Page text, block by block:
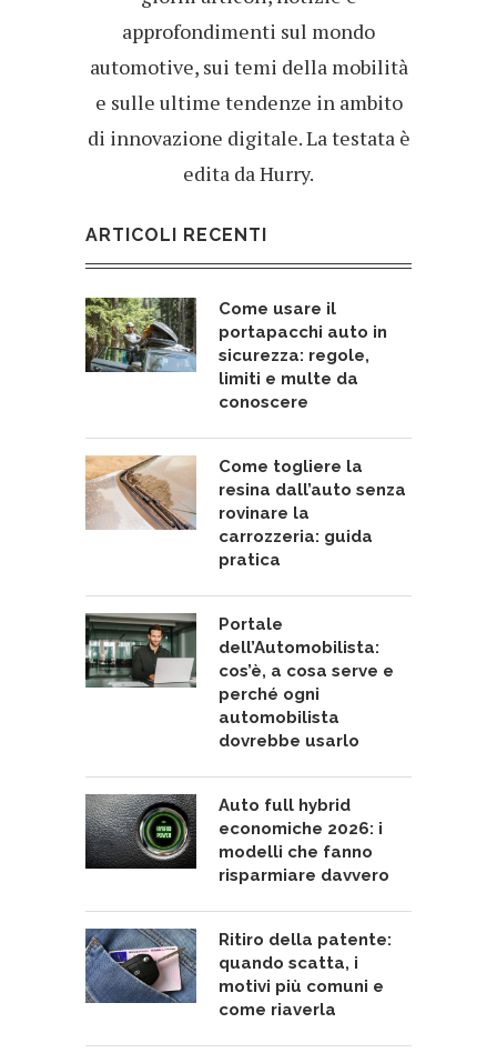
approfondimenti sul mondo
automotive, sui temi della mobilità
e sulle ultime tendenze in ambito
di innovazione digitale. La testata è
edita da Hurry.
ARTICOLI RECENTI
Come usare il
portapacchi auto in
sicurezza: regole,
limiti e multe da
conoscere
Come togliere la
resina dall’auto senza
rovinare la
carrozzeria: guida
pratica
Portale
dell’Automobilista:
cos’è, a cosa serve e
perché ogni
automobilista
dovrebbe usarlo
Auto full hybrid
economiche 2026: i
modelli che fanno
risparmiare davvero
Ritiro della patente:
quando scatta, i
motivi più comuni e
come riaverla